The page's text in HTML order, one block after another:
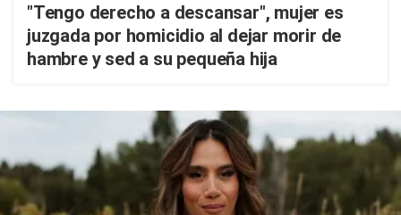
"Tengo derecho a descansar", mujer es
juzgada por homicidio al dejar morir de
hambre y sed a su pequeña hija